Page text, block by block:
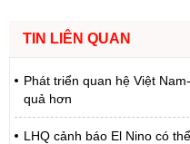
TIN LIÊN QUAN
Phát triển quan hệ Việt
quả hơn
LHQ cảnh báo El Nino có